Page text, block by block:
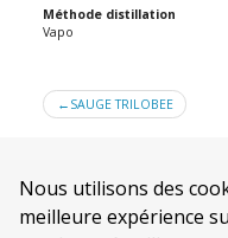
Nous utilisons des
meilleure expérience
Méthode distillation
Vapo
Navigation
SAUGE TRILOBEE